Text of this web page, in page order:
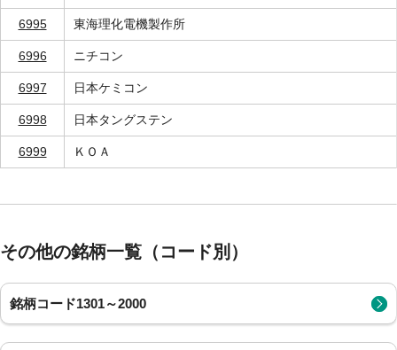
6995 東海理化電機製作所
6996 ニチコン
6997 日本ケミコン
6998 日本タングステン
6999 ＫＯＡ
その他の銘柄一覧（コード別）
銘柄コード1301～2000